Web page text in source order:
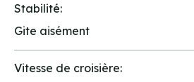
Stabilité:
Gite aisément
Vitesse de croisière: